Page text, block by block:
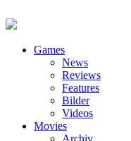
Games
News
Reviews
Features
Bilder
Videos
Movies
Archiv